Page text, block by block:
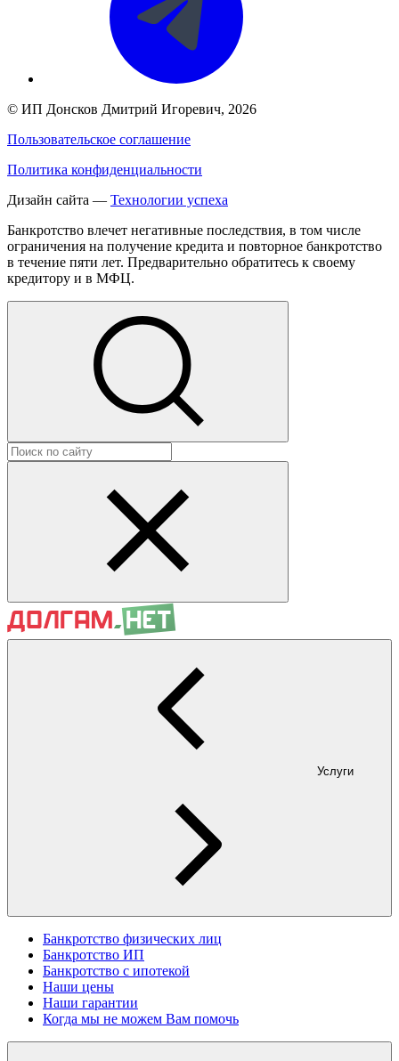
© ИП Донсков Дмитрий Игоревич, 2026
Пользовательское соглашение
Политика конфиденциальности
Дизайн сайта — Технологии успеха
Банкротство влечет негативные последствия, в том числе
ограничения на получение кредита и повторное банкротство
в течение пяти лет. Предварительно обратитесь к своему
кредитору и в МФЦ.
Услуги
Банкротство физических лиц
Банкротство ИП
Банкротство с ипотекой
Наши цены
Наши гарантии
Когда мы не можем Вам помочь